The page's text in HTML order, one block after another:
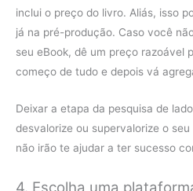
inclui o preço do livro. Aliás, isso
já na pré-produção. Caso você
seu eBook, dê um preço razoável
começo de tudo e depois vá
Deixar a etapa da pesquisa de
desvalorize ou supervalorize o
não irão te ajudar a ter sucesso